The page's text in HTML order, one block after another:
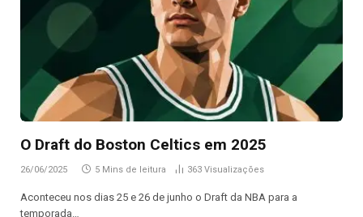
O Draft do Boston Celtics em 2025
26/06/2025 5 Mins de leitura 363 Visualizações
Aconteceu nos dias 25 e 26 de junho o Draft da NBA para a
temporada…